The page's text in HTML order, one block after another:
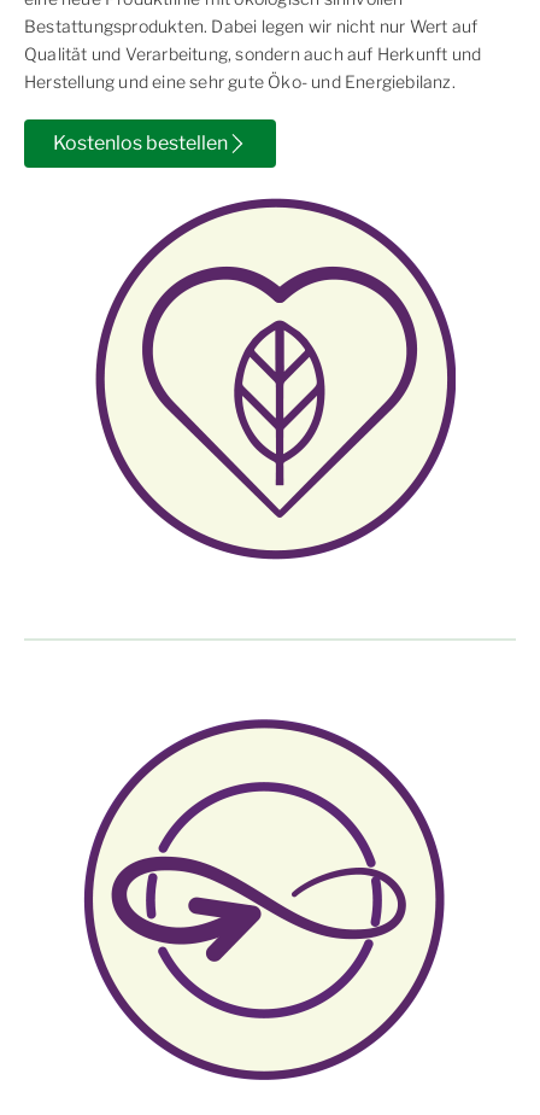
Bestattungsprodukten. Dabei legen wir nicht nur Wert auf
Qualität und Verarbeitung, sondern auch auf Herkunft und
Herstellung und eine sehr gute Öko- und Energiebilanz.
Kostenlos bestellen